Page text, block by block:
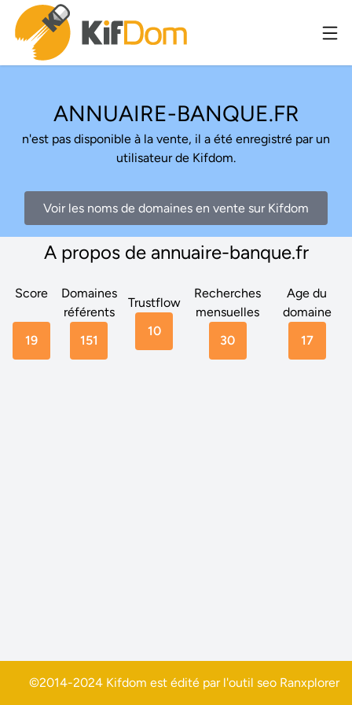
ANNUAIRE-BANQUE.FR
n'est pas disponible à la vente, il a été enregistré par un
utilisateur de Kifdom.
Voir les noms de domaines en vente sur Kifdom
A propos de annuaire-banque.fr
Score
19
Domaines
référents
151
Trustflow
10
Recherches
mensuelles
30
Age du
domaine
17
©2014-2024 Kifdom est édité par l'outil seo Ranxplorer